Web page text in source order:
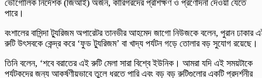
ভৌগোলিক নির্দেশক (জিআই) অর্জন, কারিগরদের প্রশিক্ষণ ও প্রণোদনা দেওয়া যেতে
পারে।
বংশালের বাসিন্দা ট্যুরিজম অপারেটর তানভীর আহমেদ জাগো নিউজকে বলেন, পুরান ঢাকার
রুটি উৎসবকে কেন্দ্র করে ‘ফুড ট্যুরিজম’ বা খাদ্য পর্যটন গড়ে তোলার বড় সুযোগ রয়েছে।
তিনি বলেন, ‘শবে বরাতের এই রুটি মেলা সারা বিশ্বে ইউনিক। আমরা যদি এই সময়টাকে
পর্যটকদের জন্য আকর্ষণীয়ভাবে তুলে ধরতে পারি এবং বড় বড় রুটিগুলোর একটি প্রদর্শনীর